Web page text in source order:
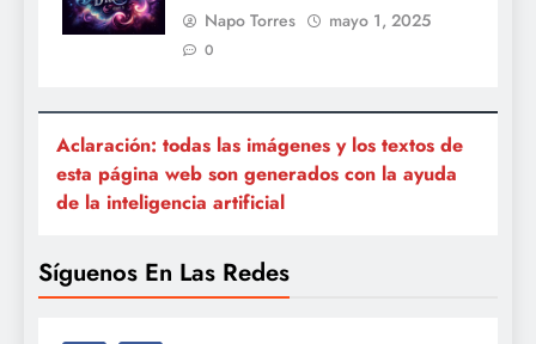
Napo Torres mayo 1, 2025
0
Aclaración: todas las imágenes y los textos de
esta página web son generados con la ayuda
de la inteligencia artificial
Síguenos En Las Redes